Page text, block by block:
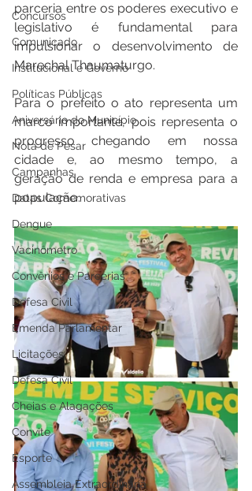
Concursos
Comunicado
Institucional e Governo
Políticas Públicas
Aniversário do Município
Nota de Pesar
Campanhas
Datas Comemorativas
Dengue
Vacinômetro
Convênios e Parcerias
Defesa Civil
Emenda Parlamentar
Licitações
Defesa Civil
Cheias e Alagações
Convite
Esporte
Assembleia Extraordinária
parceria entre os poderes executivo e
legislativo é fundamental para
impulsionar o desenvolvimento de
Marechal Thaumaturgo.
Para o prefeito o ato representa um
marco importante, pois representa o
progresso chegando em nossa
cidade e, ao mesmo tempo, a
geração de renda e empresa para a
população.